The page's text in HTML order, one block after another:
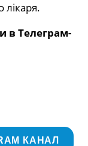
лікаря.
в Телеграм-
КАНАЛ